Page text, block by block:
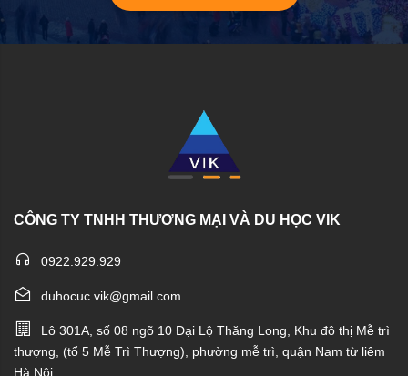
CÔNG TY TNHH THƯƠNG MẠI VÀ DU HỌC VIK
0922.929.929
duhocuc.vik@gmail.com
Lô 301A, số 08 ngõ 10 Đại Lộ Thăng Long, Khu đô thị Mễ trì
thượng, (tổ 5 Mễ Trì Thượng), phường mễ trì, quận Nam từ liêm
Hà Nội